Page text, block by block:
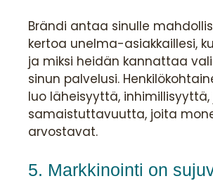
Brändi antaa sinulle
kertoa unelma-asiakkaillesi,
ja miksi heidän kannattaa
sinun palvelusi.
luo läheisyyttä, inhimillisyyttä,
samaistuttavuutta, joita
arvostavat.
5. Markkinointi on